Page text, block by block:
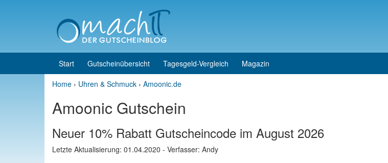
Start Gutscheinübersicht Tagesgeld-Vergleich
Magazin
Home › Uhren & Schmuck › Amoonic.de
Amoonic Gutschein
Neuer 10% Rabatt Gutscheincode im August 2026
Letzte Aktualisierung: 01.04.2020 - Verfasser: Andy